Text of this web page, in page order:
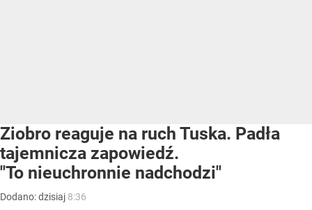
Ziobro reaguje na ruch Tuska. Padła
tajemnicza zapowiedź.
"To nieuchronnie nadchodzi"
Dodano:dzisiaj 8:36